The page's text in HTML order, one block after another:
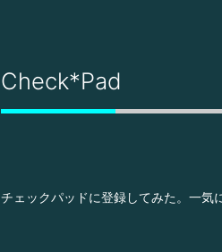
Check*Pad
チェックパッドに登録してみた。一気